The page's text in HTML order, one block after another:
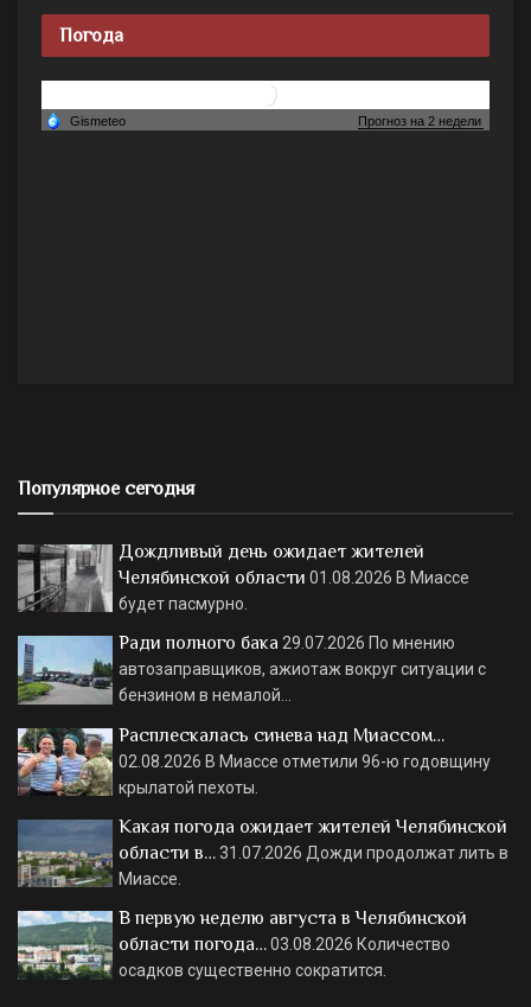
Погода
Популярное сегодня
Дождливый день ожидает жителей
Челябинской области 01.08.2026 В Миассе
будет пасмурно.
Ради полного бака 29.07.2026 По мнению
автозаправщиков, ажиотаж вокруг ситуации с
бензином в немалой…
Расплескалась синева над Миассом…
02.08.2026 В Миассе отметили 96-ю годовщину
крылатой пехоты.
Какая погода ожидает жителей Челябинской
области в…31.07.2026 Дожди продолжат лить в
Миассе.
В первую неделю августа в Челябинской
области погода…03.08.2026 Количество
осадков существенно сократится.